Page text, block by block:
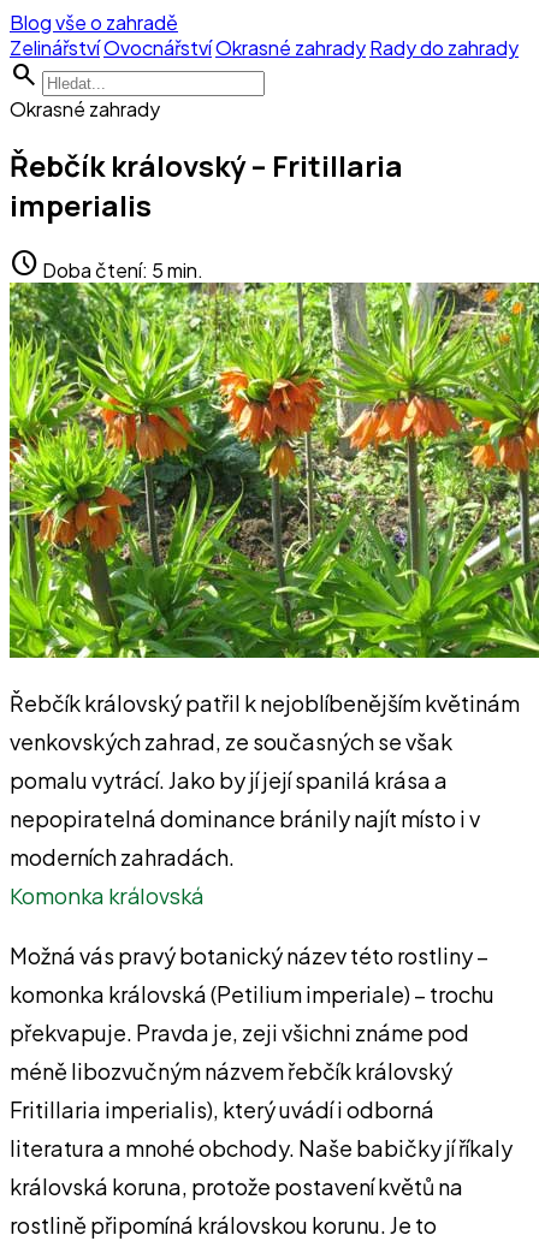
Blog vše o zahradě
ZelinářstvíOvocnářstvíOkrasné zahradyRady do zahrady
search
Okrasné zahrady
Řebčík královský – Fritillaria
imperialis
schedule Doba čtení: 5 min.
Řebčík královský patřil k nejoblíbenějším květinám
venkovských zahrad, ze současných se však
pomalu vytrácí. Jako by jí její spanilá krása a
nepopiratelná dominance bránily najít místo i v
moderních zahradách.
Komonka královská
Možná vás pravý botanický název této rostliny –
komonka královská (Petilium imperiale) – trochu
překvapuje. Pravda je, zeji všichni známe pod
méně libozvučným názvem řebčík královský
Fritillaria imperialis), který uvádí i odborná
literatura a mnohé obchody. Naše babičky jí říkaly
královská koruna, protože postavení květů na
rostlině připomíná královskou korunu. Je to